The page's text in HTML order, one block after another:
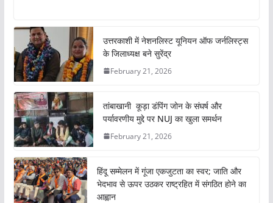
c
e
b
o
o
k
itt
er s
A
p
e
उत्तरकाशी में नेशनलिस्ट यूनियन ऑफ जर्नलिस्ट्स
के जिलाध्यक्ष बने सुरेंद्र
February 21, 2026
तांबाखानी कूड़ा डंपिंग जोन के संघर्ष और
पर्यावरणीय मुद्दे पर NUJ का खुला समर्थन
February 21, 2026
हिंदू सम्मेलन में गूंजा एकजुटता का स्वर; जाति और
भेदभाव से ऊपर उठकर राष्ट्रहित में संगठित होने का
आह्वान